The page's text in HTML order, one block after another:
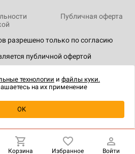
о наличии
разрешено только по согласию
публичной офертой
Публичная оферта
Корзина Избранное Войти
технологии и файлы куки.
на их применение
OK